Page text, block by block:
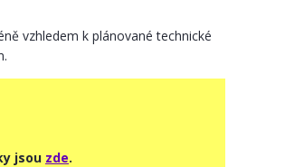
vzhledem k plánované technické
jsou zde.